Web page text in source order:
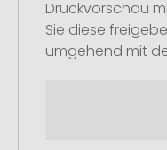
Druckvorschau
Sie diese
umgehend mit